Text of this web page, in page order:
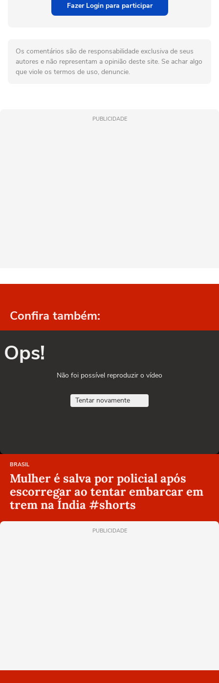
Fazer Login para participar
Os comentários são de responsabilidade exclusiva de seus
autores e não representam a opinião deste site. Se achar algo
que viole os termos de uso, denuncie.
PUBLICIDADE
Confira também:
Ops!
Não foi possível reproduzir o vídeo
Tentar novamente
BRASIL
Mulher é salva por policial após
escorregar ao tentar embarcar em
trem na Índia #shorts
PUBLICIDADE